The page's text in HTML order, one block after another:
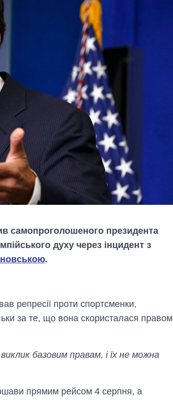
самопроголошеного президента
духу через інцидент з
.
репресії проти спортсменки,
за те, що вона скористалася правом
базовим правам, і їх не можна
прямим рейсом 4 серпня, а